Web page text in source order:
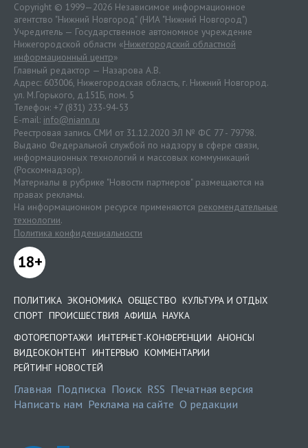
Copyright © 1999—2026 Независимое информационное
агентство "Нижний Новгород" (НИА "Нижний Новгород")
Учредитель — Государственное автономное учреждение
Нижегородской области «Нижегородский областной
информационный центр»
Главный редактор — Назарова А.В.
Адрес: 603006, Нижегородская область, г. Нижний Новгород.
ул. М.Горького, д.151Б, пом. 5
Телефон: +7 (831) 233-94-53
E-mail: info@niann.ru
Реестровая запись СМИ от 31.12.2020 ЭЛ № ФС 77 - 79798.
Выдано Федеральной службой по надзору в сфере связи,
информационных технологий и массовых коммуникаций
(Роскомнадзор).
Материалы в рубрике "Новости партнеров" размещаются на
правах рекламы.
На информационном ресурсе применяются рекомендательные
технологии.
Политика конфиденциальности
18+
ПОЛИТИКА ЭКОНОМИКА ОБЩЕСТВО КУЛЬТУРА И ОТДЫХ
СПОРТ ПРОИСШЕСТВИЯ АФИША НАУКА
ФОТОРЕПОРТАЖИ ИНТЕРНЕТ-КОНФЕРЕНЦИИ АНОНСЫ
ВИДЕОКОНТЕНТ ИНТЕРВЬЮ КОММЕНТАРИИ
РЕЙТИНГ НОВОСТЕЙ
Главная Подписка Поиск RSS Печатная версия
Написать нам Реклама на сайте О редакции